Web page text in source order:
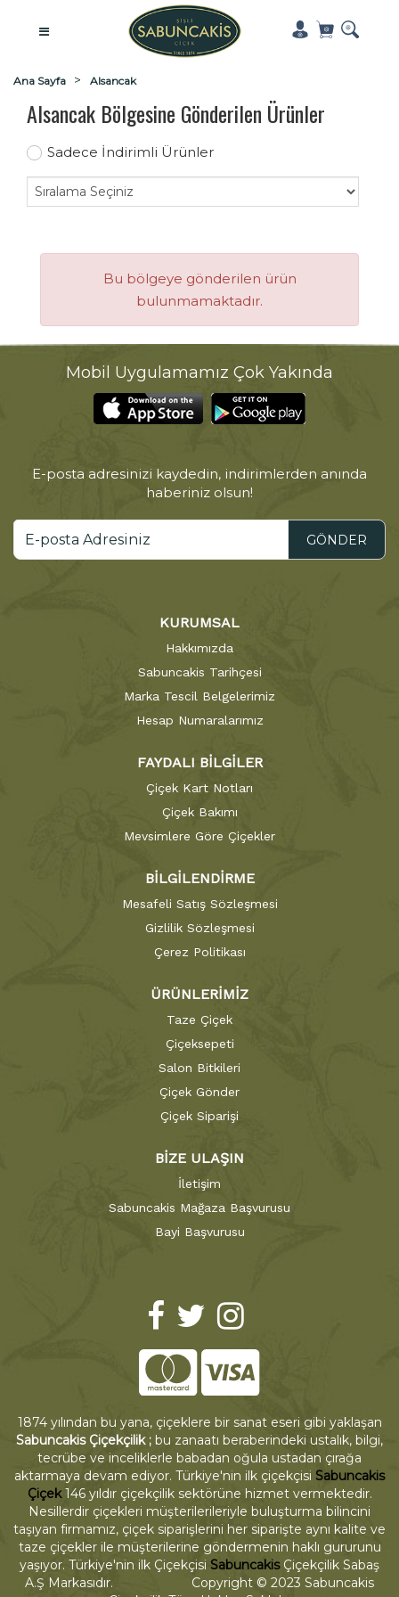
Ana Sayfa Alsancak
Alsancak Bölgesine Gönderilen Ürünler
Sadece İndirimli Ürünler
Bu bölgeye gönderilen ürün
bulunmamaktadır.
Mobil Uygulamamız Çok Yakında
E-posta adresinizi kaydedin, indirimlerden anında
haberiniz olsun!
GÖNDER
KURUMSAL
Hakkımızda
Sabuncakis Tarihçesi
Marka Tescil Belgelerimiz
Hesap Numaralarımız
FAYDALI BİLGİLER
Çiçek Kart Notları
Çiçek Bakımı
Mevsimlere Göre Çiçekler
BİLGİLENDİRME
Mesafeli Satış Sözleşmesi
Gizlilik Sözleşmesi
Çerez Politikası
ÜRÜNLERİMİZ
Taze Çiçek
Çiçeksepeti
Salon Bitkileri
Çiçek Gönder
Çiçek Siparişi
BİZE ULAŞIN
İletişim
Sabuncakis Mağaza Başvurusu
Bayi Başvurusu
1874 yılından bu yana, çiçeklere bir sanat eseri gibi yaklaşan
Sabuncakis Çiçekçilik ; bu zanaatı beraberindeki ustalık, bilgi,
tecrübe ve inceliklerle babadan oğula ustadan çırağa
aktarmaya devam ediyor. Türkiye'nin ilk çiçekçisi Sabuncakis
Çiçek146 yıldır çiçekçilik sektörüne hizmet vermektedir.
Nesillerdir çiçekleri müşterilerileriyle buluşturma bilincini
taşıyan firmamız, çiçek siparişlerini her siparişte aynı kalite ve
taze çiçekler ile müşterilerine göndermenin haklı gururunu
yaşıyor. Türkiye'nin ilk Çiçekçisi SabuncakisÇiçekçilik Sabaş
A.Ş Markasıdır. Copyright © 2023 Sabuncakis